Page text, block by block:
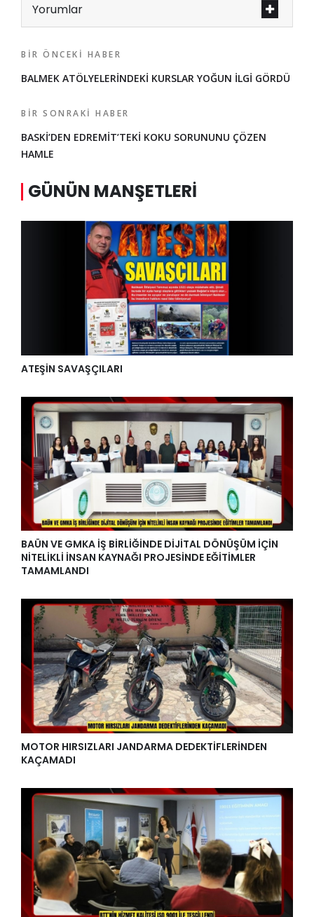
Yorumlar
BIR ÖNCEKI HABER
BALMEK ATÖLYELERİNDEKİ KURSLAR YOĞUN İLGİ GÖRDÜ
BIR SONRAKI HABER
BASKİ’DEN EDREMİT’TEKİ KOKU SORUNUNU ÇÖZEN
HAMLE
GÜNÜN MANŞETLERI
ATEŞİN SAVAŞÇILARI
BAÜN VE GMKA İŞ BİRLİĞİNDE DİJİTAL DÖNÜŞÜM İÇİN
NİTELİKLİ İNSAN KAYNAĞI PROJESİNDE EĞİTİMLER
TAMAMLANDI
MOTOR HIRSIZLARI JANDARMA DEDEKTİFLERİNDEN
KAÇAMADI